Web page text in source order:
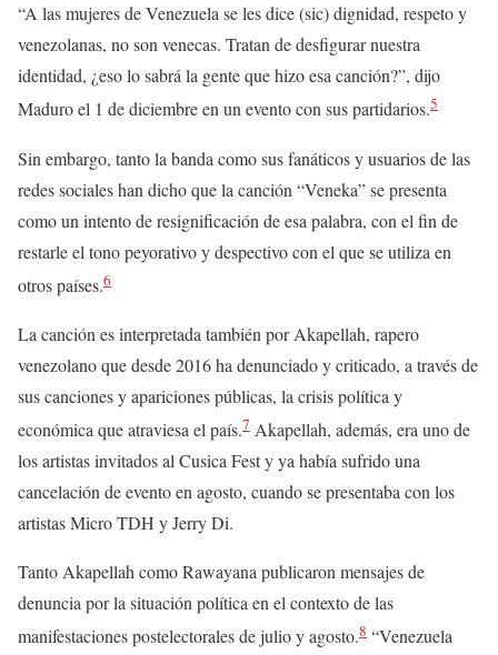
“A las mujeres de Venezuela se les dice (sic) dignidad, respeto y
venezolanas, no son venecas. Tratan de desfigurar nuestra
identidad, ¿eso lo sabrá la gente que hizo esa canción?”, dijo
Maduro el 1 de diciembre en un evento con sus partidarios.5
Sin embargo, tanto la banda como sus fanáticos y usuarios de las
redes sociales han dicho que la canción “Veneka” se presenta
como un intento de resignificación de esa palabra, con el fin de
restarle el tono peyorativo y despectivo con el que se utiliza en
otros países.6
La canción es interpretada también por Akapellah, rapero
venezolano que desde 2016 ha denunciado y criticado, a través de
sus canciones y apariciones públicas, la crisis política y
económica que atraviesa el país.7 Akapellah, además, era uno de
los artistas invitados al Cusica Fest y ya había sufrido una
cancelación de evento en agosto, cuando se presentaba con los
artistas Micro TDH y Jerry Di.
Tanto Akapellah como Rawayana publicaron mensajes de
denuncia por la situación política en el contexto de las
manifestaciones postelectorales de julio y agosto.8 “Venezuela